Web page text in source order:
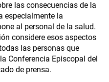
las consecuencias de la
especialmente la
al personal de la salud.
considere esos aspectos
las personas que
Conferencia Episcopal del
de prensa.